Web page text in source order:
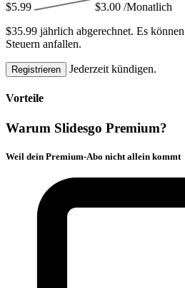
$5.99 $3.00 /Monatlich
$35.99 jährlich abgerechnet. Es
Steuern anfallen.
Registrieren Jederzeit kündigen.
Vorteile
Warum Slidesgo Premium?
Weil dein Premium-Abo nicht allein kommt